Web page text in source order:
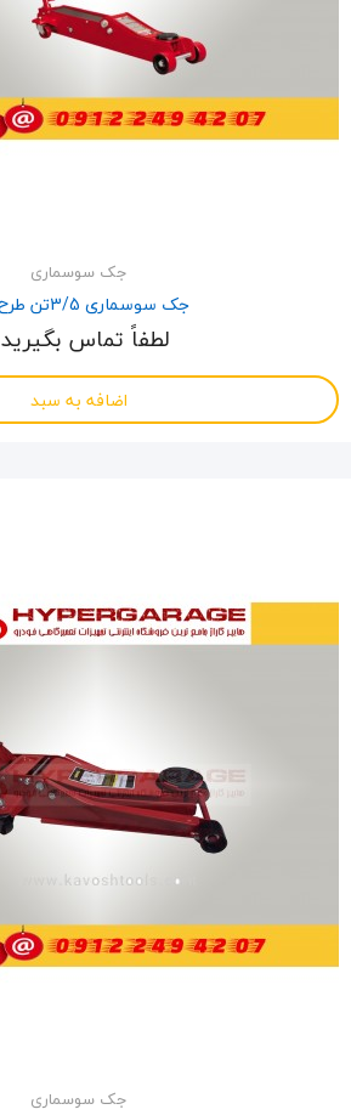
جک سوسماری
جک سوسماری 3/5تن طرح مگا
لطفاً تماس بگیرید
اضافه به سبد
جک سوسماری